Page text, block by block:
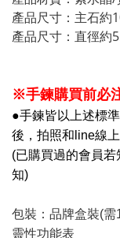
產品尺寸：主石約
產品尺寸：直徑約
※手鍊購買前必
●手鍊皆以上述標
後， 拍照和line線
(已購買過的會員
知)
包裝：品牌盒裝(
靈性功能表